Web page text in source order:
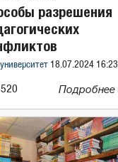
разрешения
18.07.2024 16:23
Подробнее